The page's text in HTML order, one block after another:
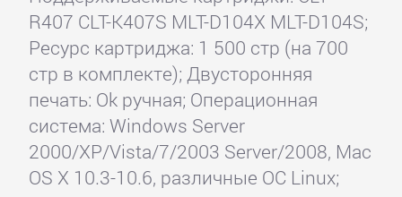
R407 CLT-K407S MLT-D104X MLT-D104S;
Ресурс картриджа: 1 500 стр (на 700
стр в комплекте); Двусторонняя
печать: Ok ручная; Операционная
система: Windows Server
2000/XP/Vista/7/2003 Server/2008, Mac
OS X 10.3-10.6, различные ОС Linux;